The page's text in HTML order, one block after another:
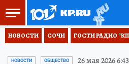
НОВОСТИ СОЧИ ГОСТИ РАДИО
НОВОСТИ ОБЩЕСТВО 26 мая 2026 6:43